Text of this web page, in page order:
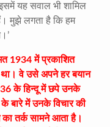
यह सवाल भी शामिल
मुझे लगता है कि हम
1934 में प्रकाशित
वे उसे अपने हर बयान
के हिन्दू में छपे उनके
बारे में उनके विचार की
का तर्क सामने आता है।